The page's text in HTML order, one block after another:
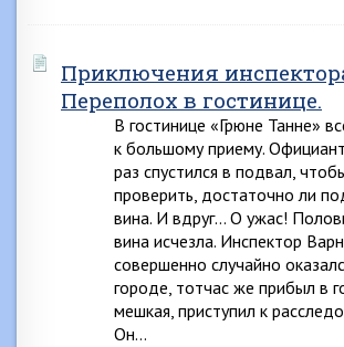
Приключения
Переполох в гостинице.
В гостинице «Грюне Танне»
к большому приему.
раз спустился в подвал,
проверить, достаточно ли
вина. И вдруг… О ужас!
вина исчезла. Инспектор
совершенно случайно
городе, тотчас же прибыл в
мешкая, приступил к
Он…